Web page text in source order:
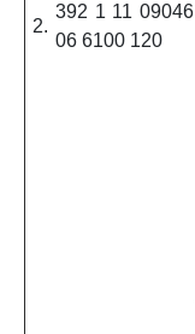
2.
392 1 11 09046
06 6100 120